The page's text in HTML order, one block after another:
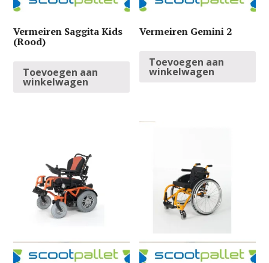
Vermeiren Saggita Kids
(Rood)
Toevoegen aan
winkelwagen
Vermeiren Gemini 2
Toevoegen aan
winkelwagen